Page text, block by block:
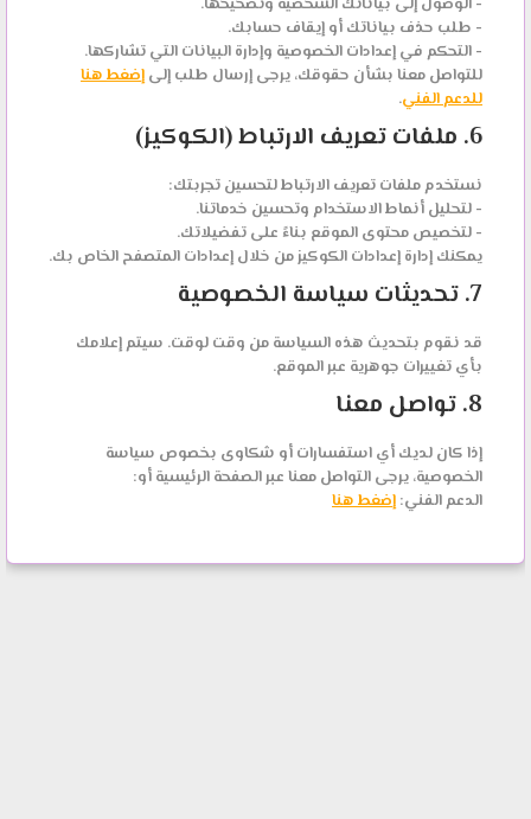
- الوصول إلى بياناتك الشخصية وتصحيحها.
- طلب حذف بياناتك أو إيقاف حسابك.
- التحكم في إعدادات الخصوصية وإدارة البيانات التي تشاركها.
للتواصل معنا بشأن حقوقك، يرجى إرسال طلب إلىإضغط هنا
للدعم الفني.
6. ملفات تعريف الارتباط (الكوكيز)
نستخدم ملفات تعريف الارتباط لتحسين تجربتك:
- لتحليل أنماط الاستخدام وتحسين خدماتنا.
- لتخصيص محتوى الموقع بناءً على تفضيلاتك.
يمكنك إدارة إعدادات الكوكيز من خلال إعدادات المتصفح الخاص بك.
7. تحديثات سياسة الخصوصية
قد نقوم بتحديث هذه السياسة من وقت لوقت. سيتم إعلامك
بأي تغييرات جوهرية عبر الموقع.
8. تواصل معنا
إذا كان لديك أي استفسارات أو شكاوى بخصوص سياسة
الخصوصية، يرجى التواصل معنا عبر الصفحة الرئيسية أو:
الدعم الفني:إضغط هنا